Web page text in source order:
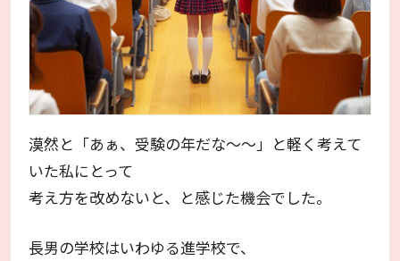
漠然と「あぁ、受験の年だな～～」と軽く考えて
いた私にとって
考え方を改めないと、と感じた機会でした。
長男の学校はいわゆる進学校で、